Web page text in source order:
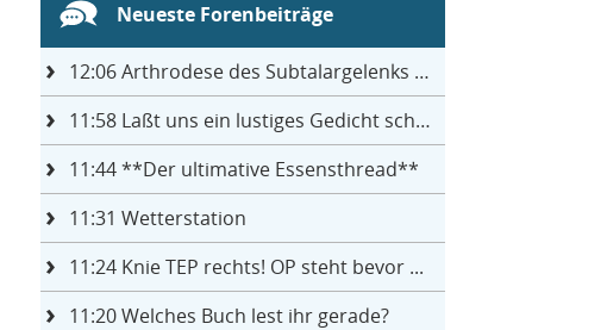
Neueste Forenbeiträge
12:06Arthrodese des Subtalargelenks mit 27
11:58Laßt uns ein lustiges Gedicht schreiben- jeder einen Satz
11:44**Der ultimative Essensthread**
11:31 Wetterstation
11:24Knie TEP rechts! OP steht bevor ...
11:20Welches Buch lest ihr gerade?